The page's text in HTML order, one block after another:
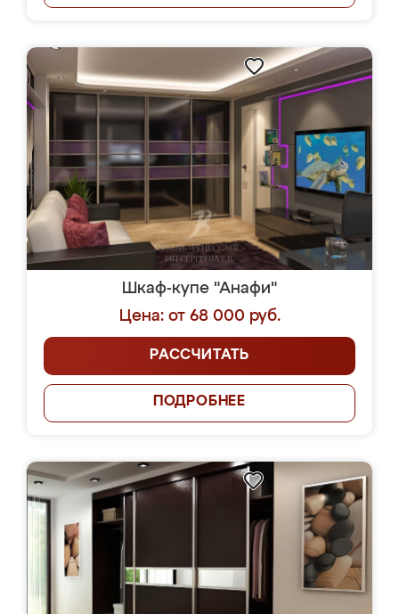
Шкаф-купе "Анафи"
Цена: от 68 000 руб.
РАССЧИТАТЬ
ПОДРОБНЕЕ